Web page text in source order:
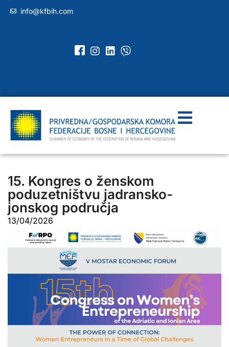
info@kfbih.com
15. Kongres o ženskom
poduzetništvu jadransko-
jonskog područja
13/04/2026